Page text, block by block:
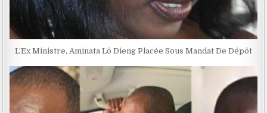
L’Ex Ministre, Aminata Lô Dieng Placée Sous Mandat De Dépôt